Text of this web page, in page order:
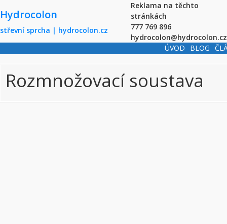
Hydrocolon
střevní sprcha | hydrocolon.cz
Reklama na těchto
stránkách
777 769 896
hydrocolon@hydrocolon.cz
ÚVOD
BLOG
Rozmnožovací soustava